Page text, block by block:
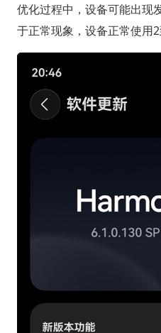
优化过程中，设备可能出现
于正常现象，设备正常使用2